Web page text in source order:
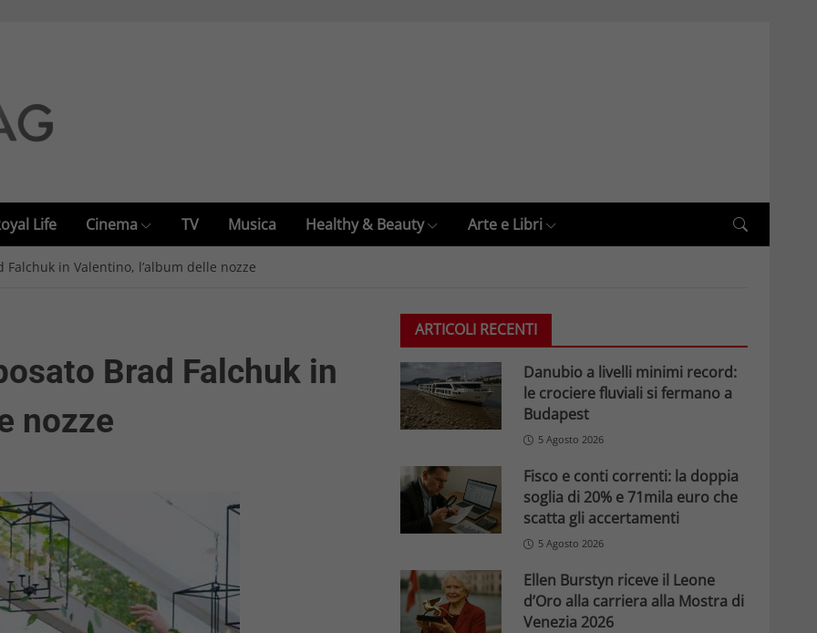
Life Cinema TV Musica Healthy & Beauty Arte e Libri
in Valentino, l’album delle nozze
Brad Falchuk in
nozze
ARTICOLI RECENTI
Danubio a livelli minimi record:
le crociere fluviali si fermano a
Budapest
5 Agosto 2026
Fisco e conti correnti: la doppia
soglia di 20% e 71mila euro che
scatta gli accertamenti
5 Agosto 2026
Ellen Burstyn riceve il Leone
d’Oro alla carriera alla Mostra di
Venezia 2026